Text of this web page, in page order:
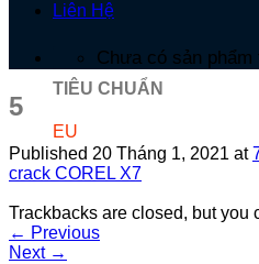
TIÊU CHUẨN
EU
Liên Hệ
Chưa có sản phẩm
5
Published 20 Tháng 1, 2021 at
crack COREL X7
Trackbacks are closed, but you
← Previous
Next →